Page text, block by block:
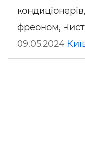
фреоном,
09.05.2024